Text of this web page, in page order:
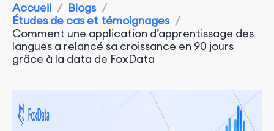
Accueil / Blogs /
Études de cas et témoignages /
Comment une application d’apprentissage des
langues a relancé sa croissance en 90 jours
grâce à la data de FoxData